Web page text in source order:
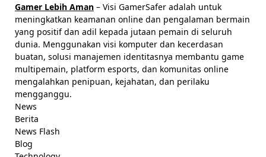
Gamer Lebih Aman – Visi GamerSafer adalah untuk
meningkatkan keamanan online dan pengalaman bermain
yang positif dan adil kepada jutaan pemain di seluruh
dunia. Menggunakan visi komputer dan kecerdasan
buatan, solusi manajemen identitasnya membantu game
multipemain, platform esports, dan komunitas online
mengalahkan penipuan, kejahatan, dan perilaku
mengganggu.
News
Berita
News Flash
Blog